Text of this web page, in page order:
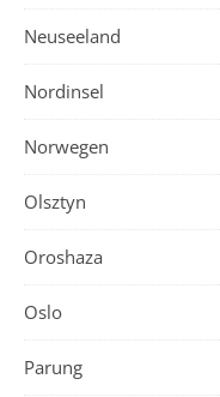
Neuseeland
Nordinsel
Norwegen
Olsztyn
Oroshaza
Oslo
Parung